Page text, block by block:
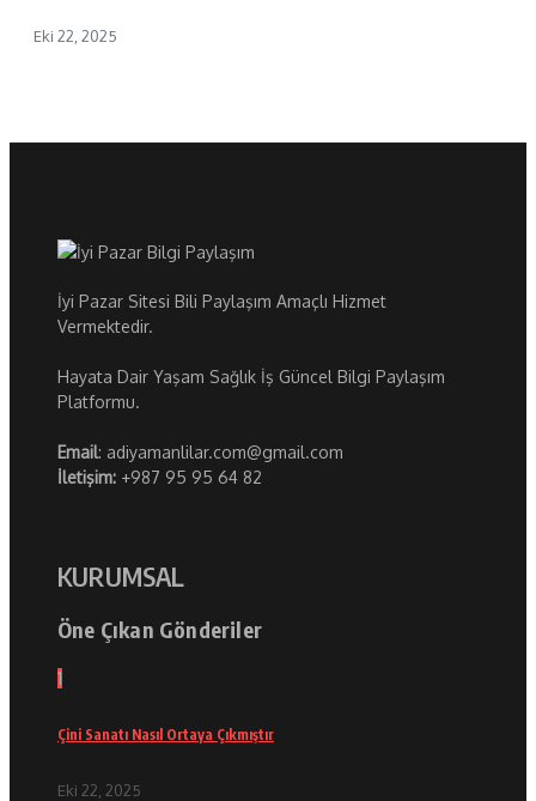
Eki 22, 2025
İyi Pazar Sitesi Bili Paylaşım Amaçlı Hizmet
Vermektedir.
Hayata Dair Yaşam Sağlık İş Güncel Bilgi Paylaşım
Platformu.
Email: adiyamanlilar.com@gmail.com
İletişim: +987 95 95 64 82
KURUMSAL
Öne Çıkan Gönderiler
1
Çini Sanatı Nasıl Ortaya Çıkmıştır
Eki 22, 2025